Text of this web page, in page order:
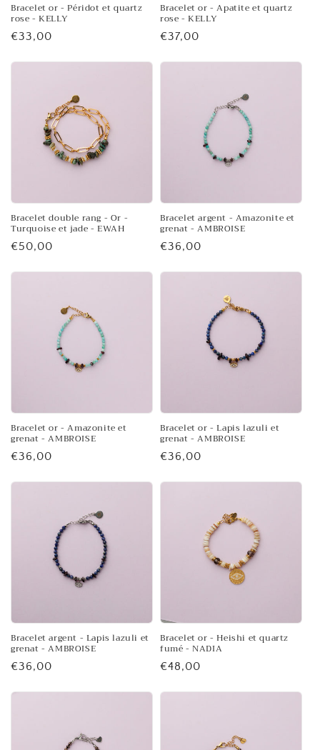
Bracelet or - Péridot et quartz
rose - KELLY
Prix
€33,00
Bracelet or - Apatite et quartz
rose - KELLY
Prix
€37,00
Bracelet double rang - Or -
Turquoise et jade - EWAH
Prix
€50,00
Bracelet argent - Amazonite et
grenat - AMBROISE
Prix
€36,00
Bracelet or - Amazonite et
grenat - AMBROISE
Prix
€36,00
Bracelet or - Lapis lazuli et
grenat - AMBROISE
Prix
€36,00
Bracelet argent - Lapis lazuli et
grenat - AMBROISE
Prix
€36,00
Bracelet or - Heishi et quartz
fumé - NADIA
Prix
€48,00